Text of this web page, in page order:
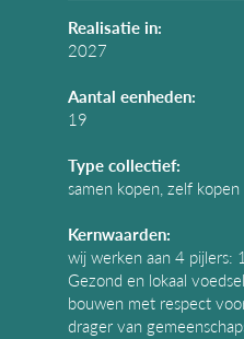
Realisatie in:
2027
Aantal eenheden:
19
Type collectief:
samen kopen, zelf kopen
Kernwaarden:
wij werken aan 4 pijlers:
Gezond en lokaal
bouwen met respect
drager van